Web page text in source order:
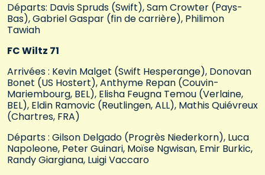
Départs: Davis Spruds (Swift), Sam Crowter (Pays-
Bas), Gabriel Gaspar (fin de carrière), Philimon
Tawiah
FC Wiltz 71
Arrivées : Kevin Malget (Swift Hesperange), Donovan
Bonet (US Hostert), Anthyme Repan (Couvin-
Mariembourg, BEL), Elisha Feugna Temou (Verlaine,
BEL), Eldin Ramovic (Reutlingen, ALL), Mathis Quiévreux
(Chartres, FRA)
Départs : Gilson Delgado (Progrès Niederkorn), Luca
Napoleone, Peter Guinari, Moïse Ngwisan, Emir Burkic,
Randy Giargiana, Luigi Vaccaro